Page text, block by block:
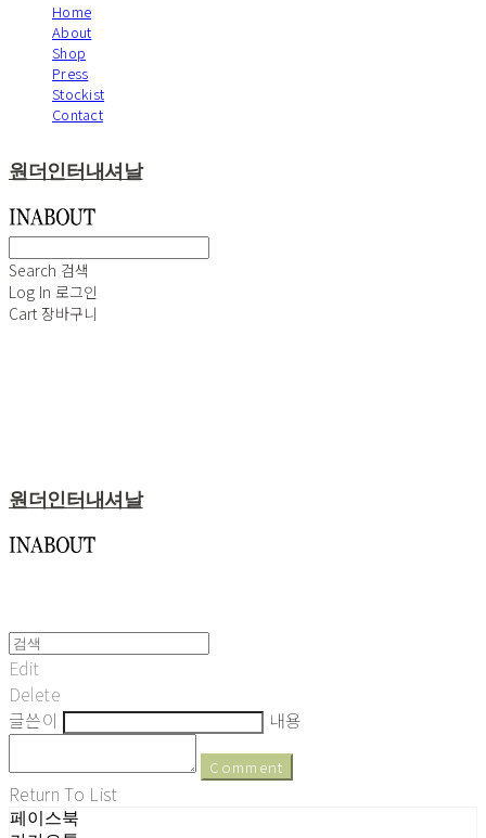
Home
About
Shop
Press
Stockist
Contact
원더인터내셔날
Search 검색
Log In 로그인
Cart 장바구니
원더인터내셔날
Edit
Delete
글쓴이
내용
Comment
Return To List
페이스북